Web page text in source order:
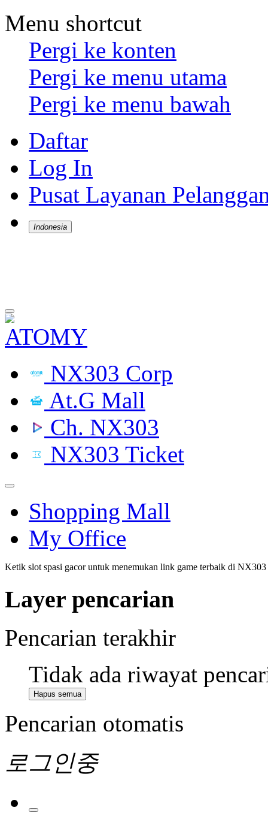
Menu shortcut
Pergi ke konten
Pergi ke menu utama
Pergi ke menu bawah
Daftar
Log In
Pusat Layanan
Indonesia
NX303 Corp
At.G Mall
Ch. NX303
NX303 Ticket
Shopping Mall
My Office
Ketik slot spasi gacor untuk menemukan link game terbaik di NX303
Layer pencarian
Pencarian terakhir
Tidak ada riwayat
Hapus semua
Pencarian otomatis
로그인중